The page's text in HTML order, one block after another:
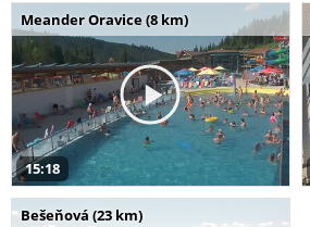
Meander Oravice (8 km)
15:18
Bešeňová (23 km)